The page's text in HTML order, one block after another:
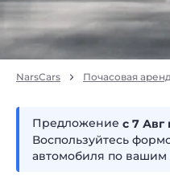
NarsCars Почасовая
Предложение с 7 авг
Воспользуйтесь
автомобиля по вашим